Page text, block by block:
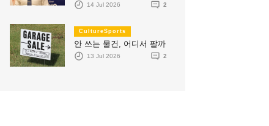
14 Jul 2026 2
CultureSports
안 쓰는 물건, 어디서 팔까
13 Jul 2026 2